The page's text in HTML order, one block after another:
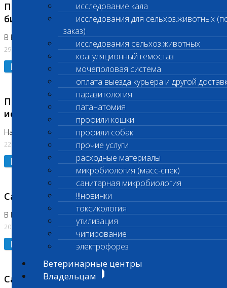
исследование кала
исследования для сельхоз.животных
заказ)
исследования сельхоз.животных
коагуляционный гемостаз
мочеполовая система
оплата выезда курьера и другой
паразитология
патанатомия
профили кошки
профили собак
прочие услуги
расходные материалы
микробиология (масс-спек)
санитарная микробиология
!!!новинки
токсикология
утилизация
чипирование
электрофорез
Ветеринарные центры
Владельцам
Приостановлено выполнение срочных
биохимических исследований
В Бутово 29.07.26
29.07.2026
Подробнее
Приостановлено выполнение биохимических
исследований
На Нагорной. Код ( 123,310,309)
22.07.2026
Подробнее
Санитарные дни
В Коломне 24.07.2026 и 28.07.2026
20.07.2026
Подробнее
Санитарный день